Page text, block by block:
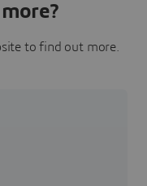
to find out more.